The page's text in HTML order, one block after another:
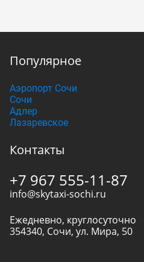
Популярное
Аэропорт Сочи
Сочи
Адлер
Лазаревское
Контакты
+7 967 555-11-87
info@skytaxi-sochi.ru
Ежедневно, круглосуточно
354340, Сочи, ул. Мира, 50